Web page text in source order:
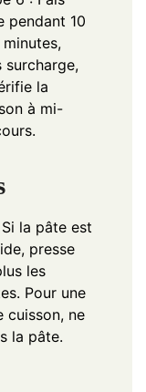
pendant 10
minutes,
surcharge,
la
à mi-
la pâte est
presse
les
Pour une
cuisson, ne
la pâte.